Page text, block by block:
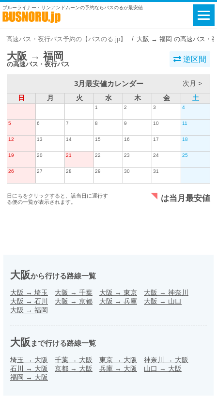
ブルーライナー・サンアンドムーンの予約ならバスのるが最安値
高速バス・夜行バス予約の【バスのる.jp】 大阪 → 福岡 の高速バス・
大阪 → 福岡
の高速バス・夜行バス
逆区間
3月最安値カレンダー
次月 >
日
月 火 水 木 金 土
1 2 3 4
5 6 7 8 9 10 11
12 13 14 15 16 17 18
19 20 21 22 23 24 25
26 27 28 29 30 31
日にちをクリックすると、該当日に運行す
る便の一覧が表示されます。
は当月最安値
大阪から行ける路線一覧
大阪 → 埼玉 大阪 → 千葉 大阪 → 東京 大阪 → 神奈川
大阪 → 石川 大阪 → 京都 大阪 → 兵庫 大阪 → 山口
大阪 → 福岡
大阪 まで行ける路線一覧
埼玉 → 大阪 千葉 → 大阪 東京 → 大阪 神奈川 → 大阪
石川 → 大阪 京都 → 大阪 兵庫 → 大阪 山口 → 大阪
福岡 → 大阪